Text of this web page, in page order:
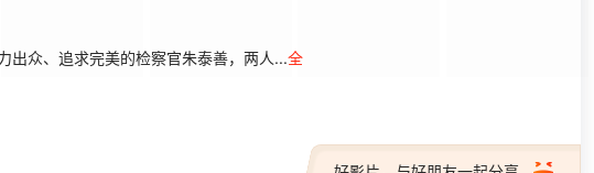
美的检察官朱泰善，两人...全